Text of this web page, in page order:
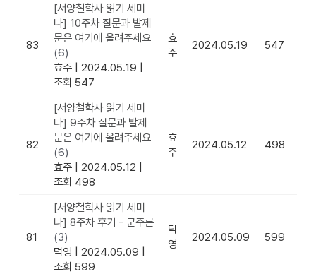
83
[서양철학사 읽기 세미
나] 10주차 질문과 발제
문은 여기에 올려주세요
(6)
효주 | 2024.05.19 |
조회 547
효
주
2024.05.19 547
82
[서양철학사 읽기 세미
나] 9주차 질문과 발제
문은 여기에 올려주세요
(6)
효주 | 2024.05.12 |
조회 498
효
주
2024.05.12 498
81
[서양철학사 읽기 세미
나] 8주차 후기 - 군주론
(3)
덕영 | 2024.05.09 |
조회 599
덕
영
2024.05.09 599